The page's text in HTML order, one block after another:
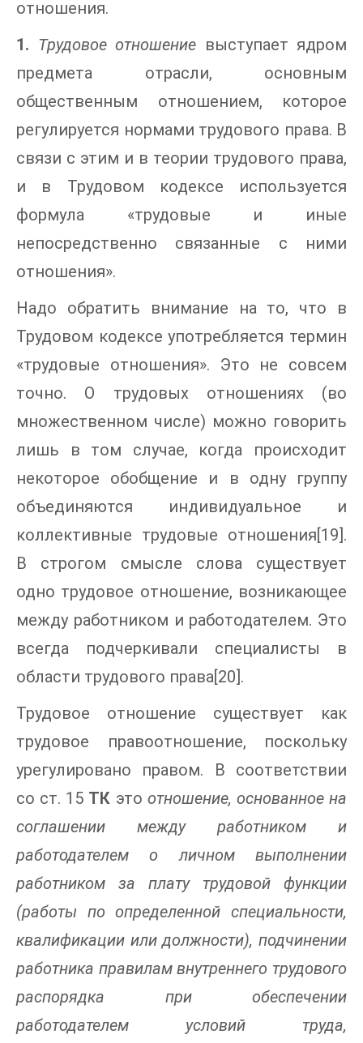
отношения.
1. Трудовое отношение выступает ядром
предмета отрасли, основным
общественным отношением, которое
регулируется нормами трудового права. В
связи с этим и в теории трудового права,
и в Трудовом кодексе используется
формула «трудовые и иные
непосредственно связанные с ними
отношения».
Надо обратить внимание на то, что в
Трудовом кодексе употребляется термин
«трудовые отношения». Это не совсем
точно. О трудовых отношениях (во
множественном числе) можно говорить
лишь в том случае, когда происходит
некоторое обобщение и в одну группу
объединяются индивидуальное и
коллективные трудовые отношения[19].
В строгом смысле слова существует
одно трудовое отношение, возникающее
между работником и работодателем. Это
всегда подчеркивали специалисты в
области трудового права[20].
Трудовое отношение существует как
трудовое правоотношение, поскольку
урегулировано правом. В соответствии
со ст. 15 ТК это отношение, основанное на
соглашении между работником и
работодателем о личном выполнении
работником за плату трудовой функции
(работы по определенной специальности,
квалификации или должности), подчинении
работника правилам внутреннего трудового
распорядка при обеспечении
работодателем условий труда,